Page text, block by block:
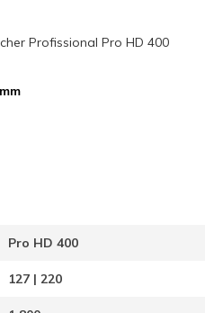
Profissional Pro HD 400
Pro HD 400
127 | 220